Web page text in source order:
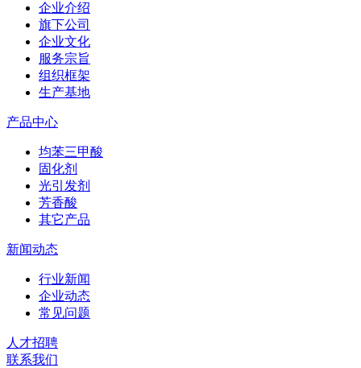
企业介绍
旗下公司
企业文化
服务宗旨
组织框架
生产基地
产品中心
均苯三甲酸
固化剂
光引发剂
芳香酸
其它产品
新闻动态
行业新闻
企业动态
常见问题
人才招聘
联系我们